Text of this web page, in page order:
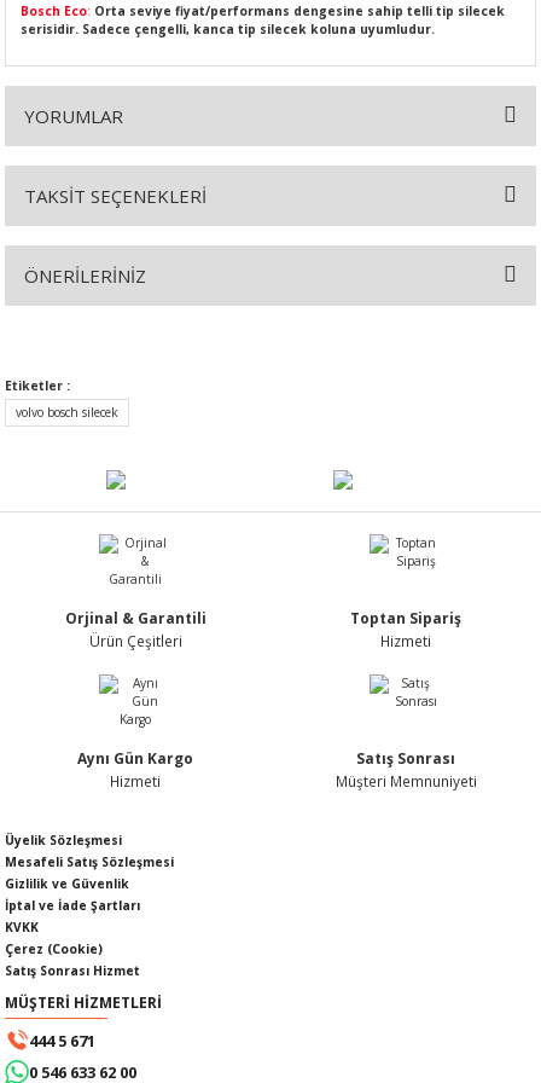
Bosch Eco: Orta seviye fiyat/performans dengesine sahip telli tip silecek
serisidir. Sadece çengelli, kanca tip silecek koluna uyumludur.
YORUMLAR
TAKSİT SEÇENEKLERİ
ÖNERİLERİNİZ
tarafımıza iletebilirsiniz.
Görüş ve önerileriniz için teşekkür ederiz.
Ürün açıklamasında eksik bilgiler bulunuyor.
Ürün bilgilerinde hatalar bulunuyor.
Ürün fiyatı diğer sitelerden daha pahalı.
Etiketler :
volvo bosch silecek
Orjinal & Garantili
Ürün Çeşitleri
Toptan Sipariş
Hizmeti
Aynı Gün Kargo
Hizmeti
Satış Sonrası
Müşteri Memnuniyeti
Üyelik Sözleşmesi
Mesafeli Satış Sözleşmesi
Gizlilik ve Güvenlik
İptal ve İade Şartları
KVKK
Çerez (Cookie)
Satış Sonrası Hizmet
MÜŞTERİ HİZMETLERİ
444 5 671
0 546 633 62 00